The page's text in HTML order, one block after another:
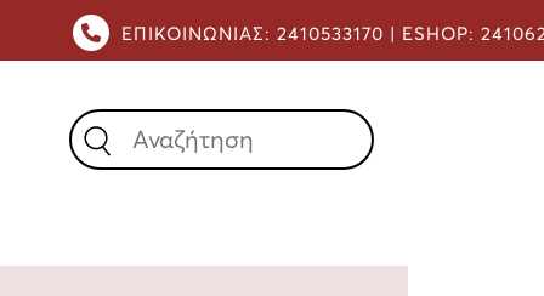
ΕΠΙΚΟΙΝΩΝΙΑΣ: 2410533170 | ESHOP: